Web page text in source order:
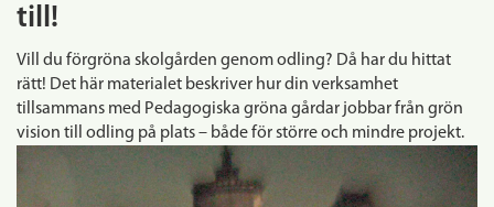
till!
Vill du förgröna skolgården genom odling? Då har du hittat
rätt! Det här materialet beskriver hur din verksamhet
tillsammans med Pedagogiska gröna gårdar jobbar från grön
vision till odling på plats – både för större och mindre projekt.